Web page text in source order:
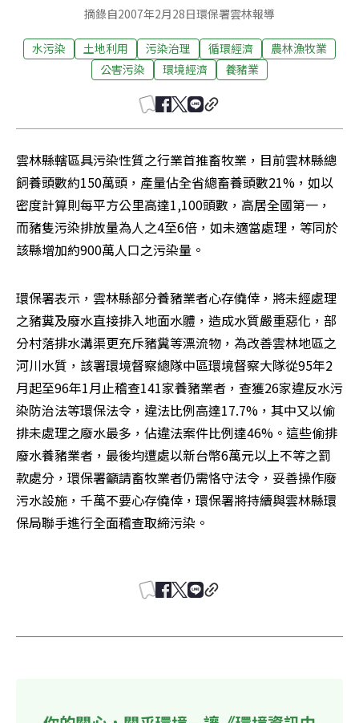
摘錄自2007年2月28日環保署雲林報導
水污染 土地利用 污染治理 循環經濟
農林漁牧業
公害污染
環境經濟 養豬業
雲林縣轄區具污染性質之行業首推畜牧業，目前雲林縣總
飼養頭數約150萬頭，產量佔全省總畜養頭數21%，如以
密度計算則每平方公里高達1,100頭數，高居全國第一，
而豬隻污染排放量為人之4至6倍，如未適當處理，等同於
該縣增加約900萬人口之污染量。
環保署表示，雲林縣部分養豬業者心存僥倖，將未經處理
之豬糞及廢水直接排入地面水體，造成水質嚴重惡化，部
分村落排水溝渠更充斥豬糞等漂流物，為改善雲林地區之
河川水質，該署環境督察總隊中區環境督察大隊從95年2
月起至96年1月止稽查141家養豬業者，查獲26家違反水污
染防治法等環保法令，違法比例高達17.7%，其中又以偷
排未處理之廢水最多，佔違法案件比例達46%。這些偷排
廢水養豬業者，最後均遭處以新台幣6萬元以上不等之罰
款處分，環保署籲請畜牧業者仍需恪守法令，妥善操作廢
污水設施，千萬不要心存僥倖，環保署將持續與雲林縣環
保局聯手進行全面稽查取締污染。